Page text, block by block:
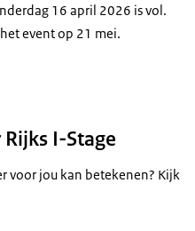
16 april 2026 is vol.
event op 21 mei.
I-Stage
voor jou kan betekenen? Kijk